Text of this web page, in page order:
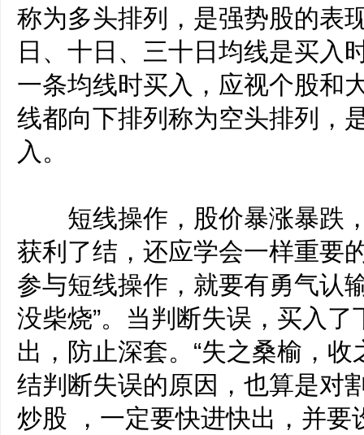
称为多头排列，是强势股的表
日、十日、三十日均线是买入
一条均线时买入，应视个股和
线都向下排列称为空头排列，
入。
短线操作，股价暴涨暴跌
获利了结，还应学会一样重要
参与短线操作，就要有勇气认
没柴烧”。当判断失误，买入
出，防止深套。“失之桑榆，收
结判断失误的原因，也算是对
炒股 ，一定要快进快出，并要